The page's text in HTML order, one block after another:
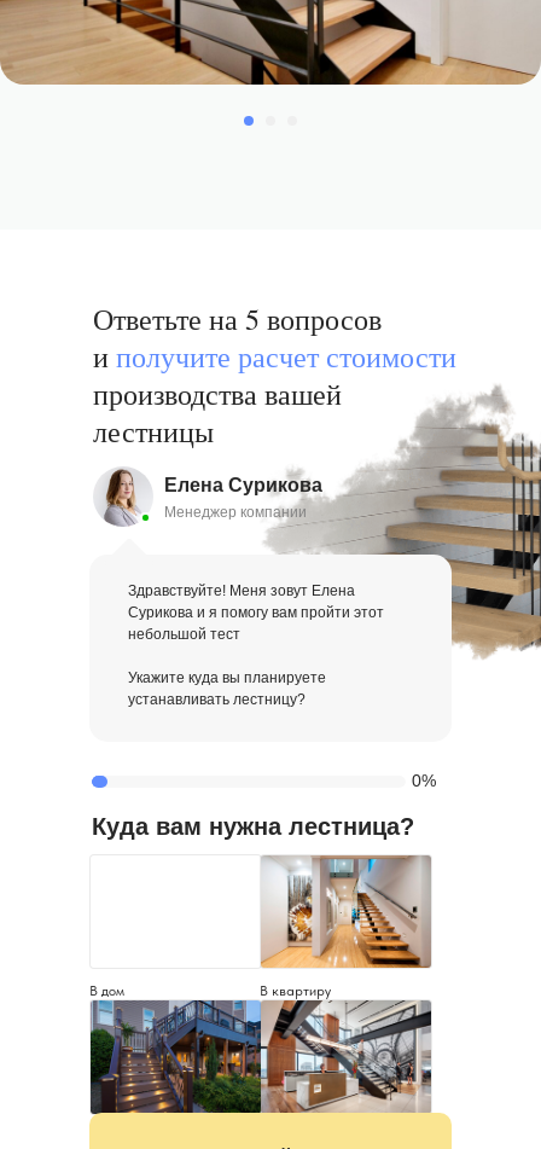
Куда вам нужна лестница?
0%
В дом В квартиру
Ответьте на 5 вопросов
иполучи те расчет стоимости
производства вашей
лестницы
Елена Сурикова
Менеджер компании
Здравствуйте! Меня зовут Елена
Сурикова и я помогу вам пройти этот
небольшой тест
Укажите куда вы планируете
устанавливать лестницу?